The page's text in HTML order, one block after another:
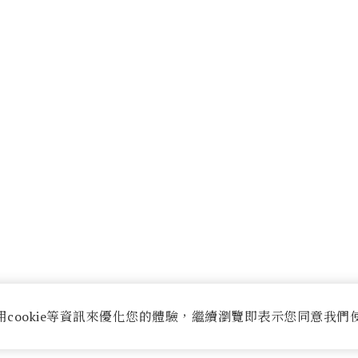
cookie等資訊來優化您的體驗，繼續瀏覽即表示您同意我們